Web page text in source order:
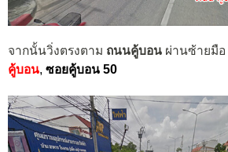
จากนั้นวิ่งตรงตาม ถนนคู้บอน ผ่านซ้ายมือ
คู้บอน, ซอยคู้บอน 50